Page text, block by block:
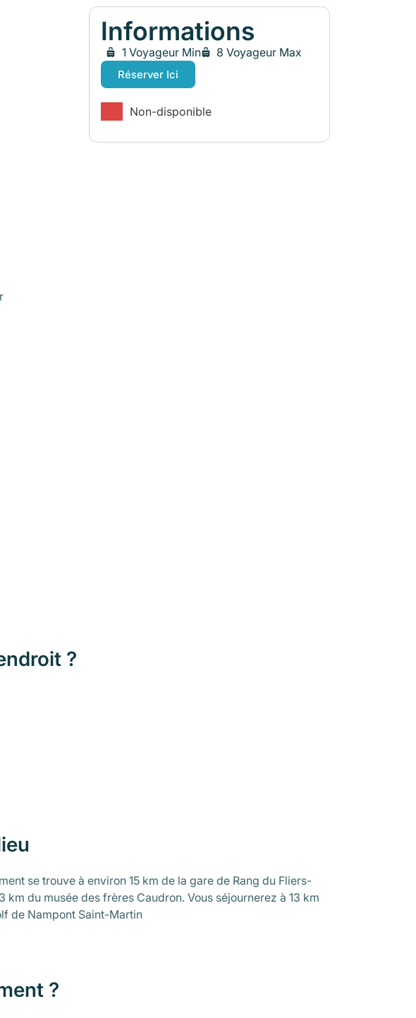
Informations
1 Voyageur Min 8 Voyageur Max
Réserver Ici
Non-disponible
?
se trouve à environ 15 km de la gare de Rang du Fliers-
du musée des frères Caudron. Vous séjournerez à 13 km
de Nampont Saint-Martin
?